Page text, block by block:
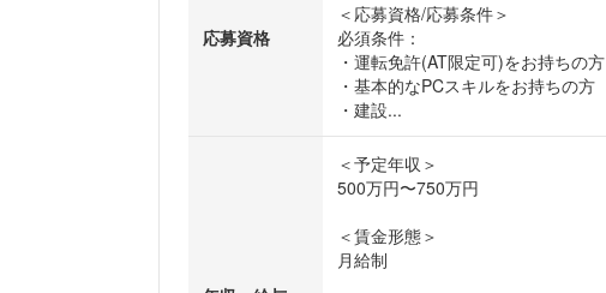
応募資格
＜応募資格/応募条件＞
必須条件：
・運転免許(AT限定可)をお持ちの方
・基本的なPCスキルをお持ちの方
・建設...
＜予定年収＞
500万円〜750万円
＜賃金形態＞
月給制